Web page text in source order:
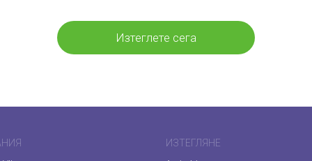
Изтеглете сега
ИЗТЕГЛЯНЕ